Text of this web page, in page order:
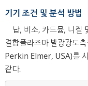
기기 조건 및 분석 방법
납, 비소, 카드뮴, 니켈
결합플라즈마 발광광도
Perkin Elmer, USA)를
같다.